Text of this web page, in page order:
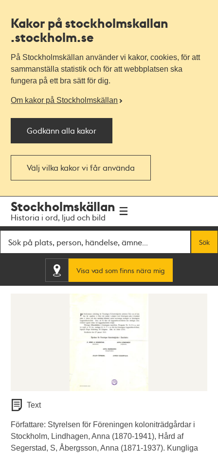
Kakor på stockholmskallan
.stockholm.se
På Stockholmskällan använder vi kakor, cookies, för att
sammanställa statistik och för att webbplatsen ska
fungera på ett bra sätt för dig.
Om kakor på Stockholmskällan
Godkänn alla kakor
Välj vilka kakor vi får använda
navigationen
huvudinnehållet
Stockholmskällan
Historia i ord, ljud och bild
Sök
Visa vad som finns nära mig
Text
Författare: Styrelsen för Föreningen koloniträdgårdar i
Stockholm, Lindhagen, Anna (1870-1941), Hård af
Segerstad, S, Åbergsson, Anna (1871-1937). Kungliga